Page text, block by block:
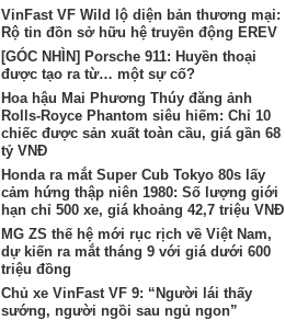
VinFast VF Wild lộ diện bản thương mại:
Rộ tin đồn sở hữu hệ truyền động EREV
[GÓC NHÌN] Porsche 911: Huyền thoại
được tạo ra từ… một sự cố?
Hoa hậu Mai Phương Thúy đăng ảnh
Rolls-Royce Phantom siêu hiếm: Chỉ 10
chiếc được sản xuất toàn cầu, giá gần 68
tỷ VNĐ
Honda ra mắt Super Cub Tokyo 80s lấy
cảm hứng thập niên 1980: Số lượng giới
hạn chỉ 500 xe, giá khoảng 42,7 triệu VNĐ
MG ZS thế hệ mới rục rịch về Việt Nam,
dự kiến ra mắt tháng 9 với giá dưới 600
triệu đồng
Chủ xe VinFast VF 9: “Người lái thấy
sướng, người ngồi sau ngủ ngon”